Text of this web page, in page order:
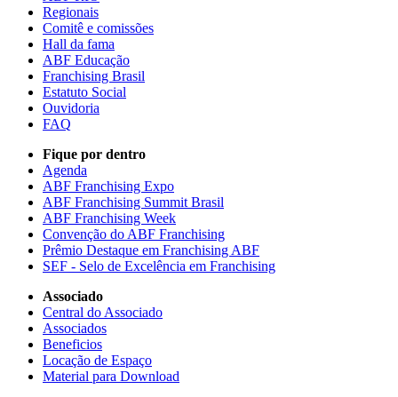
Regionais
Comitê e comissões
Hall da fama
ABF Educação
Franchising Brasil
Estatuto Social
Ouvidoria
FAQ
Fique por dentro
Agenda
ABF Franchising Expo
ABF Franchising Summit Brasil
ABF Franchising Week
Convenção do ABF Franchising
Prêmio Destaque em Franchising ABF
SEF - Selo de Excelência em Franchising
Associado
Central do Associado
Associados
Beneficios
Locação de Espaço
Material para Download